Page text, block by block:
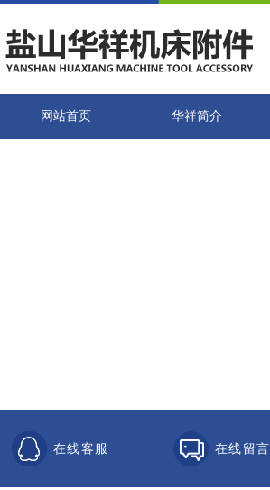
网站首页 华祥简介
在线客服 在线留言